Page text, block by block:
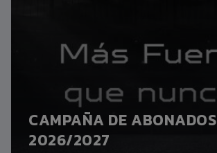
CAMPAÑA DE ABONADOS
2026/2027